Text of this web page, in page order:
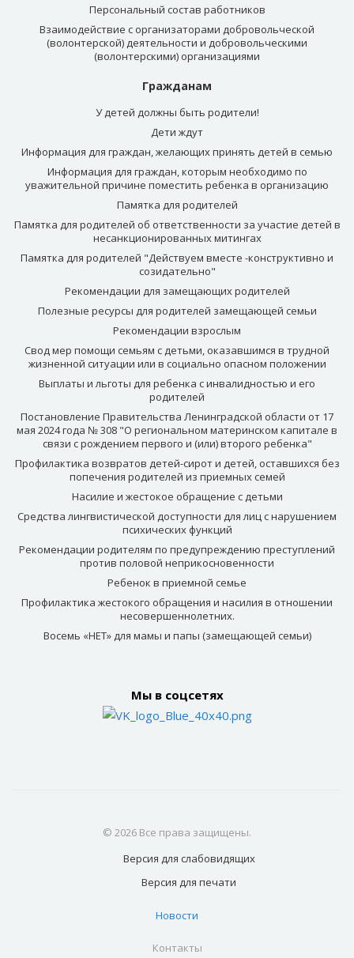
Персональный состав работников
Взаимодействие с организаторами добровольческой
(волонтерской) деятельности и добровольческими
(волонтерскими) организациями
Гражданам
У детей должны быть родители!
Дети ждут
Информация для граждан, желающих принять детей в семью
Информация для граждан, которым необходимо по
уважительной причине поместить ребенка в организацию
Памятка для родителей
Памятка для родителей об ответственности за участие детей в
несанкционированных митингах
Памятка для родителей "Действуем вместе -конструктивно и
созидательно"
Рекомендации для замещающих родителей
Полезные ресурсы для родителей замещающей семьи
Рекомендации взрослым
Свод мер помощи семьям с детьми, оказавшимся в трудной
жизненной ситуации или в социально опасном положении
Выплаты и льготы для ребенка с инвалидностью и его
родителей
Постановление Правительства Ленинградской области от 17
мая 2024 года № 308 "О региональном материнском капитале в
связи с рождением первого и (или) второго ребенка"
Профилактика возвратов детей-сирот и детей, оставшихся без
попечения родителей из приемных семей
Насилие и жестокое обращение с детьми
Средства лингвистической доступности для лиц с нарушением
психических функций
Рекомендации родителям по предупреждению преступлений
против половой неприкосновенности
Ребенок в приемной семье
Профилактика жестокого обращения и насилия в отношении
несовершеннолетних.
Восемь «НЕТ» для мамы и папы (замещающей семьи)
Мы в соцсетях
© 2026 Все права защищены.
Версия для слабовидящих
Версия для печати
Новости
Контакты